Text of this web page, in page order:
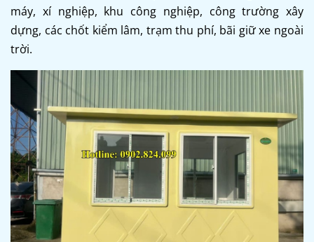
máy, xí nghiệp, khu công nghiệp, công trường xây
dựng, các chốt kiểm lâm, trạm thu phí, bãi giữ xe ngoài
trời.